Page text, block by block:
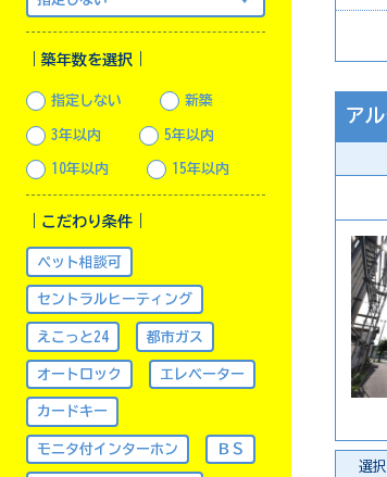
｜築年数を選択｜
指定しない 新築
3年以内 5年以内
10年以内 15年以内
｜こだわり条件｜
ペット相談可
セントラルヒーティング
えこっと24 都市ガス
オートロック エレベーター
カードキー
モニタ付インターホン ＢＳ
ア
選択